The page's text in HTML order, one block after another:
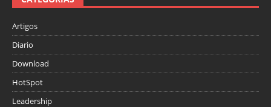
Artigos
Diario
Download
HotSpot
Leadership